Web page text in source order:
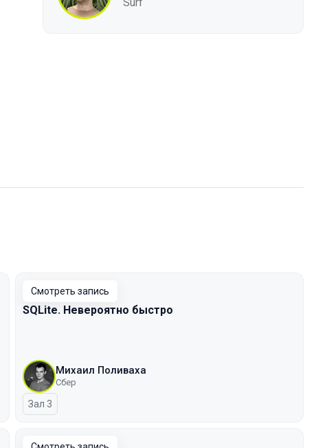
Смотреть запись
SQLite. Невероятно быстро
Михаил Поливаха
Сбер
Зал 3